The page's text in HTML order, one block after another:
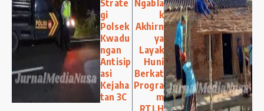
Strate
gi
Polsek
Kwadu
ngan
Antisip
asi
Kejaha
tan 3C
Ngabla
k
Akhirn
ya
Layak
Huni
Berkat
Progra
m
RTLH